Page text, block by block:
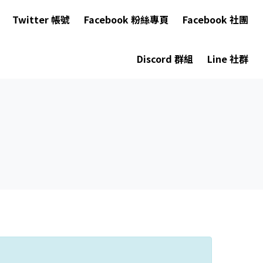
Twitter 帳號 Facebook 粉絲專頁 Facebook 社團
Discord 群組 Line 社群